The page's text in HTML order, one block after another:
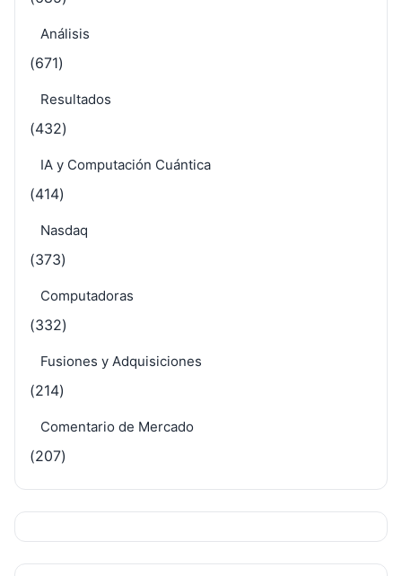
Análisis
(671)
Resultados
(432)
IA y Computación Cuántica
(414)
Nasdaq
(373)
Computadoras
(332)
Fusiones y Adquisiciones
(214)
Comentario de Mercado
(207)